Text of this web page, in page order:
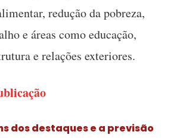
redução da pobreza,
e áreas como educação,
e relações exteriores.
dos destaques e a previsão